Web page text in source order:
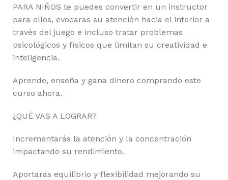
PARA NIÑOS te puedes convertir en un instructor
para ellos, evocaras su atención hacia el interior a
través del juego e incluso tratar problemas
psicológicos y físicos que limitan su creatividad e
inteligencia.
Aprende, enseña y gana dinero comprando este
curso ahora.
¿QUÉ VAS A LOGRAR?
Incrementarás la atención y la concentración
impactando su rendimiento.
Aportarás equilibrio y flexibilidad mejorando su